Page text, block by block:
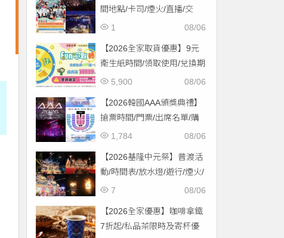
間地點/卡司/煙火/直播/交
通，免費入場！
08/06
1
【2026全家取貨優惠】9元
衛生紙時間/領取使用/兌換期
限一次看！
08/06
5,900
【2026韓國AAA頒獎典禮】
搶票時間/門票/出席名單/購
票一次看！
08/06
1,784
【2026基隆中元祭】普渡活
動/時間表/放水燈/遊行/煙火/
交通一次看！
08/06
7
【2026全家優惠】咖啡拿鐵
7折起/私品茶限時及寄杯優